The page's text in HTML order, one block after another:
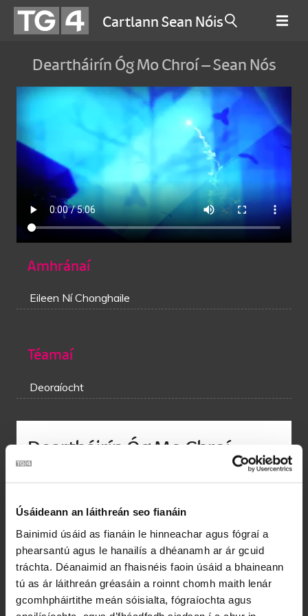
Úsáideann an láithreán seo fianáin
Bainimid úsáid as fianáin le hinneachar agus fógraí a
phearsantú agus le hanailís a dhéanamh ar ár gcuid
tráchta. Déanaimid an fhaisnéis faoin úsáid a bhaineann
tú as ár láithreán gréasáin a roinnt chomh maith lenár
gcomhpháirtithe meán sóisialta, fógraíochta agus
Cartlann Sean Nóis
Deartháirín Óg Mo Chroí – Sean Nós
Amhránaí
Eileen Ní Chonghaile
Téamaí
Deoraíocht
Deartháirín Óg Mo Chroí
Is ar mo bhealach soir ag an scoil úd thall
Is an cúinne a mbínn i mo shuí
Ní raibh bróig ná stoca ar mo dhá choisín
Ach mo mhála ar mo dhroim
Is mé ag cuimhniú theacht abhaile arís
Ag deartháirín óg mo chroí.